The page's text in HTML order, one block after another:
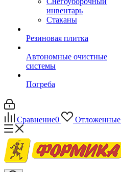
инвентарь
Стаканы
Резиновая плитка
Автономные очистные
системы
Погреба
Сравнение0 Отложенные